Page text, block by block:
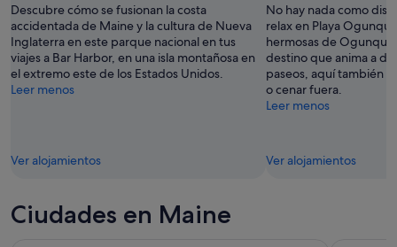
Descubre cómo se fusionan la costa
accidentada de Maine y la cultura de Nueva
Inglaterra en este parque nacional en tus
viajes a Bar Harbor, en una isla montañosa en
el extremo este de los Estados Unidos.
Leer menos
Ver alojamientos
No hay nada como
relax en Playa
hermosas de
destino que anima a
paseos, aquí también
o cenar fuera.
Leer menos
Ver alojamientos
Ciudades en Maine